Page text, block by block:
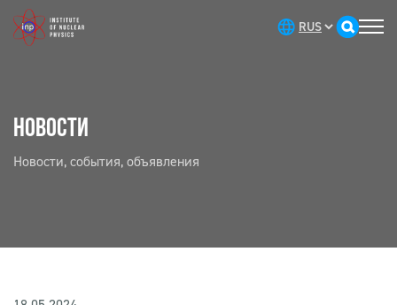
НОВОСТИ
Новости, события, объявления